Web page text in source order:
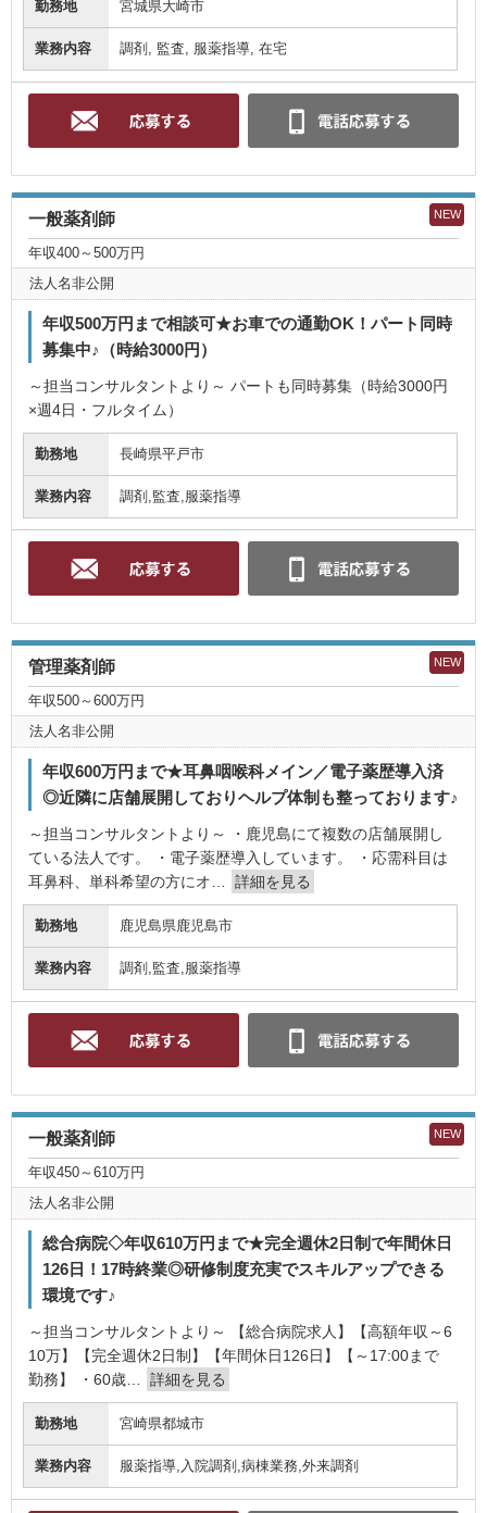
勤務地 宮城県大崎市
業務内容 調剤, 監査, 服薬指導, 在宅
NEW
一般薬剤師
年収400～500万円
法人名非公開
年収500万円まで相談可★お車での通勤OK！パート同時
募集中♪（時給3000円）
～担当コンサルタントより～ パートも同時募集（時給3000円
×週4日・フルタイム）
勤務地 長崎県平戸市
業務内容 調剤,監査,服薬指導
NEW
管理薬剤師
年収500～600万円
法人名非公開
年収600万円まで★耳鼻咽喉科メイン／電子薬歴導入済
◎近隣に店舗展開しておりヘルプ体制も整っております♪
～担当コンサルタントより～ ・鹿児島にて複数の店舗展開し
ている法人です。 ・電子薬歴導入しています。 ・応需科目は
耳鼻科、単科希望の方にオ…
詳細を見る
勤務地 鹿児島県鹿児島市
業務内容 調剤,監査,服薬指導
NEW
一般薬剤師
年収450～610万円
法人名非公開
総合病院◇年収610万円まで★完全週休2日制で年間休日
126日！17時終業◎研修制度充実でスキルアップできる
環境です♪
～担当コンサルタントより～ 【総合病院求人】【高額年収～6
10万】【完全週休2日制】【年間休日126日】【～17:00まで
勤務】 ・60歳…
詳細を見る
勤務地 宮崎県都城市
業務内容 服薬指導,入院調剤,病棟業務,外来調剤